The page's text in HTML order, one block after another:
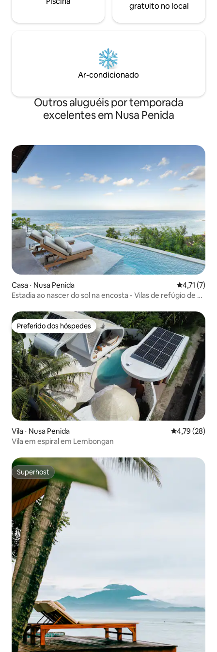
gratuito no local
Ar-condicionado
Outros aluguéis por temporada
excelentes em Nusa Penida
Casa ⋅ Nusa Penida 4,71 de
4,71 (7)
Estadia ao nascer do sol na encosta - Vilas de refúgio de 2
Preferido dos hóspedes
Preferido dos hóspedes
Vila ⋅ Nusa Penida 4,79 de uma
4,79 (28)
Vila em espiral em Lembongan
Superhost
Superhost